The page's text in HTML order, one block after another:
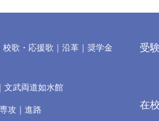
校歌・応援歌 沿革
奨学金
文武両道如水館
攻
進路
受
在